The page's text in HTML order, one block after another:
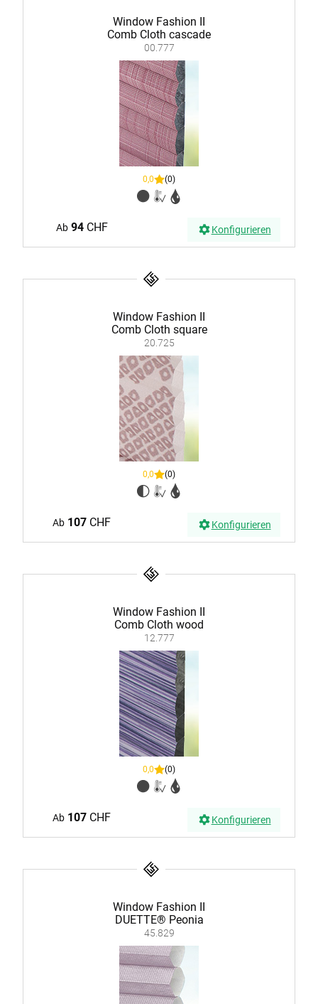
Window Fashion II
Comb Cloth cascade
00.777
0,0 (0)
Ab 94CHF Konfigurieren
Window Fashion II
Comb Cloth square
20.725
0,0 (0)
Ab 107 CHF Konfigurieren
Window Fashion II
Comb Cloth wood
12.777
0,0 (0)
Ab 107 CHF Konfigurieren
Window Fashion II
DUETTE® Peonia
45.829